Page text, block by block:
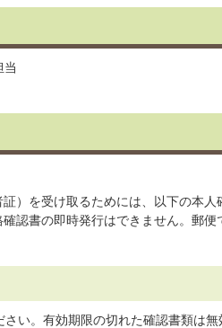
当
）を受け取るためには、以下の本人
認書の即時発行はできません。郵便
い。有効期限の切れた確認書類は無